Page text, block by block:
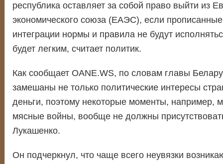
республика оставляет за собой право выйти из
экономического союза (ЕАЭС), если
интеграции нормы и правила не будут
будет легким, считает политик.
Как сообщает OANE.WS, по словам главы
замешаны не только политические интересы
деньги, поэтому некоторые моменты, например,
мясные войны, вообще не должны
Лукашенко.
Он подчеркнул, что чаще всего неувязки